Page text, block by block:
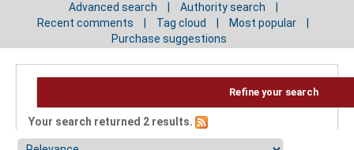
Advanced search
Authority search
Recent comments
Tag cloud
Most popular
Purchase suggestions
Refine your search
Your search returned 2 results.